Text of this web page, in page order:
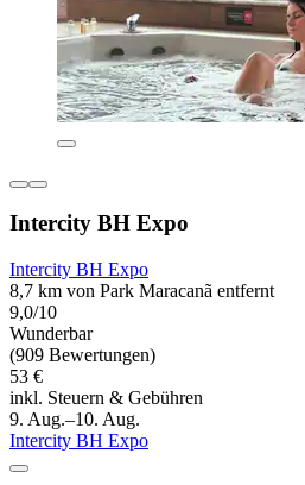
Intercity BH Expo
Intercity BH Expo
8,7 km von Park Maracanã entfernt
9,0/10
Wunderbar
(909 Bewertungen)
53 €
inkl. Steuern & Gebühren
9. Aug.–10. Aug.
Intercity BH Expo